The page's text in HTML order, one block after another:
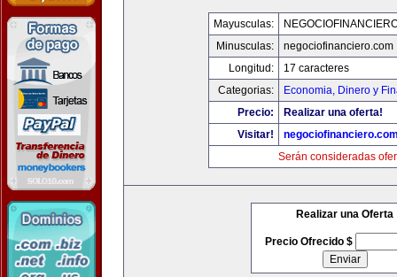
Mayusculas:
Minusculas:
negociofinanciero.com
Longitud:
17 caracteres
Categorias:
Economia, Dinero y
Precio:
Realizar una oferta!
Visitar!
Serán consideradas
Realizar una Oferta
Precio Ofrecido $